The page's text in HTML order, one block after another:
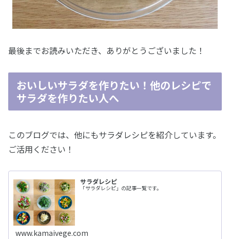
最後までお読みいただき、ありがとうございました！
おいしいサラダを作りたい！他のレシピで
サラダを作りたい人へ
このブログでは、他にもサラダレシピを紹介しています。
ご活用ください！
サラダレシピ
「サラダレシピ」の記事一覧です。
www.kamaivege.com